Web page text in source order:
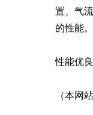
置、气
的性能。
性能优
（本网